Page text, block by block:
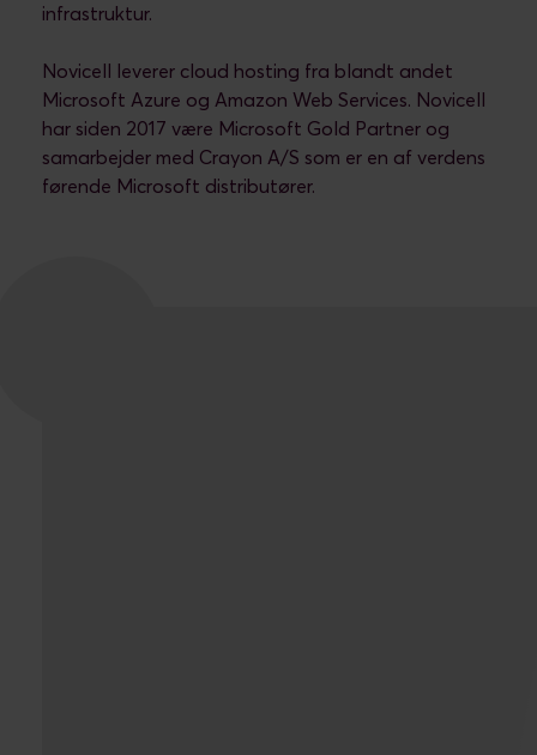
infrastruktur.
Novicell leverer cloud hosting fra blandt andet
Microsoft Azure og Amazon Web Services. Novicell
har siden 2017 være Microsoft Gold Partner og
samarbejder med Crayon A/S som er en af verdens
førende Microsoft distributører.